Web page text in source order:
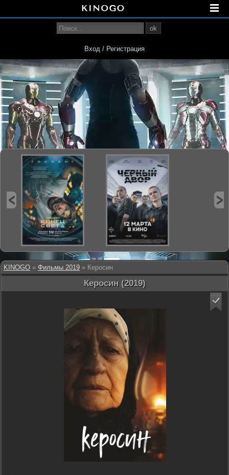
KINOGO » Фильмы 2019 » Керосин
Керосин (2019)
ok
Вход / Регистрация